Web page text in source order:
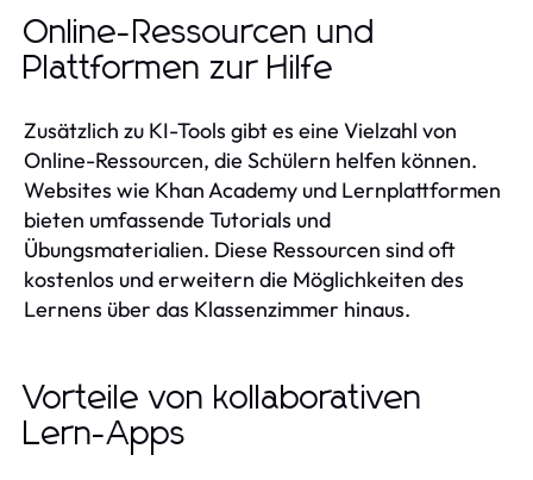
Online-Ressourcen und
Plattformen zur Hilfe
Zusätzlich zu KI-Tools gibt es eine Vielzahl von
Online-Ressourcen, die Schülern helfen können.
Websites wie Khan Academy und Lernplattformen
bieten umfassende Tutorials und
Übungsmaterialien. Diese Ressourcen sind oft
kostenlos und erweitern die Möglichkeiten des
Lernens über das Klassenzimmer hinaus.
Vorteile von kollaborativen
Lern-Apps